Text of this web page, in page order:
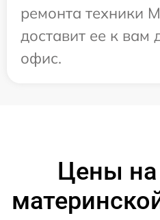
ремонта техники
доставит ее к вам
офис.
Цены